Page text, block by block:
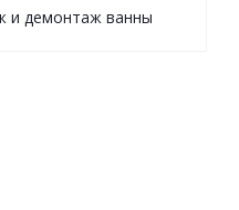
и демонтаж ванны